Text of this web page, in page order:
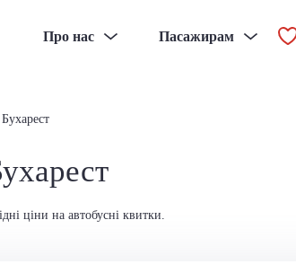
Про нас Пасажирам
ціни на автобусні квитки.